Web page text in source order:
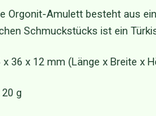
Orgonit-Amulett besteht aus
Schmuckstücks ist ein
x 36 x 12 mm (Länge x Breite x
20 g